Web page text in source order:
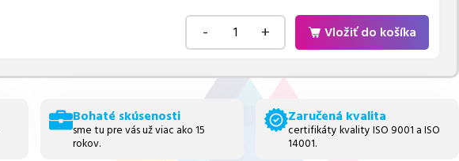
- + Vložiť do košíka
Bohaté skúsenosti
sme tu pre vás už viac ako 15
rokov.
Zaručená kvalita
certifikáty kvality ISO 9001 a ISO
14001.